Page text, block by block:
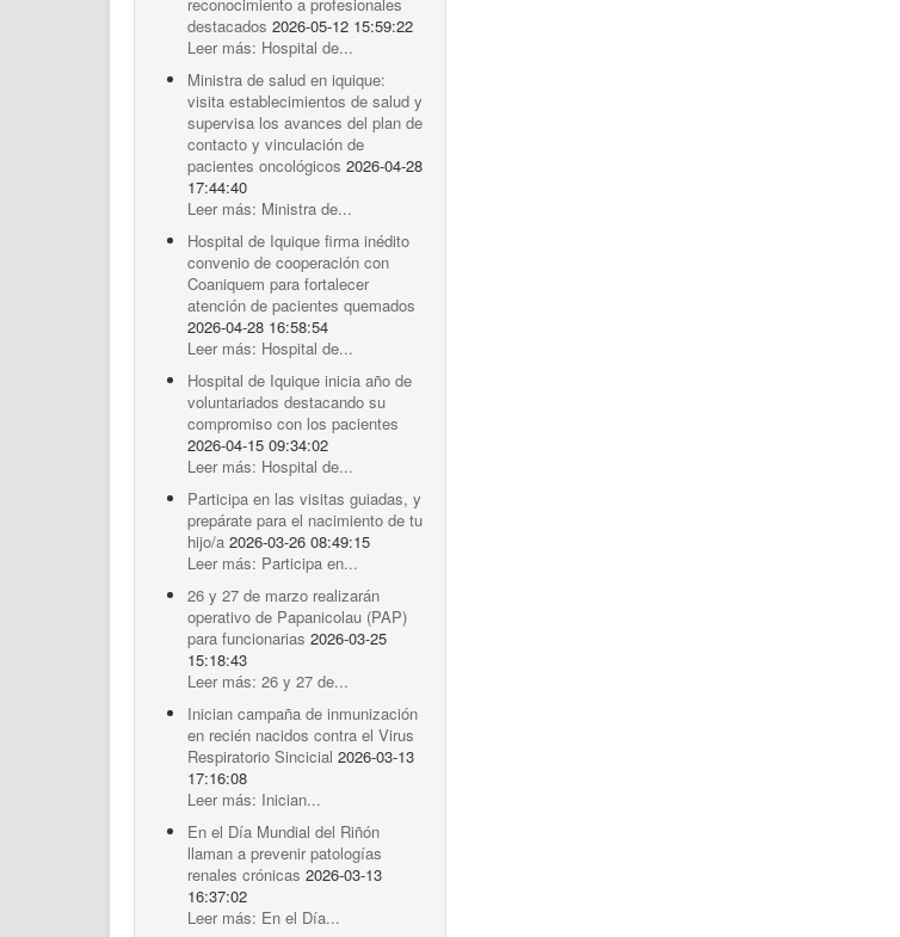
destacados 2026-05-12 15:59:22
Leer más: Hospital de...
Ministra de salud en iquique:
visita establecimientos de salud y
supervisa los avances del plan de
contacto y vinculación de
pacientes oncológicos 2026-04-28
17:44:40
Leer más: Ministra de...
Hospital de Iquique firma inédito
convenio de cooperación con
Coaniquem para fortalecer
atención de pacientes quemados
2026-04-28 16:58:54
Leer más: Hospital de...
Hospital de Iquique inicia año de
voluntariados destacando su
compromiso con los pacientes
2026-04-15 09:34:02
Leer más: Hospital de...
Participa en las visitas guiadas, y
prepárate para el nacimiento de tu
hijo/a 2026-03-26 08:49:15
Leer más: Participa en...
26 y 27 de marzo realizarán
operativo de Papanicolau (PAP)
para funcionarias 2026-03-25
15:18:43
Leer más: 26 y 27 de...
Inician campaña de inmunización
en recién nacidos contra el Virus
Respiratorio Sincicial 2026-03-13
17:16:08
Leer más: Inician...
En el Día Mundial del Riñón
llaman a prevenir patologías
renales crónicas 2026-03-13
16:37:02
Leer más: En el Día...